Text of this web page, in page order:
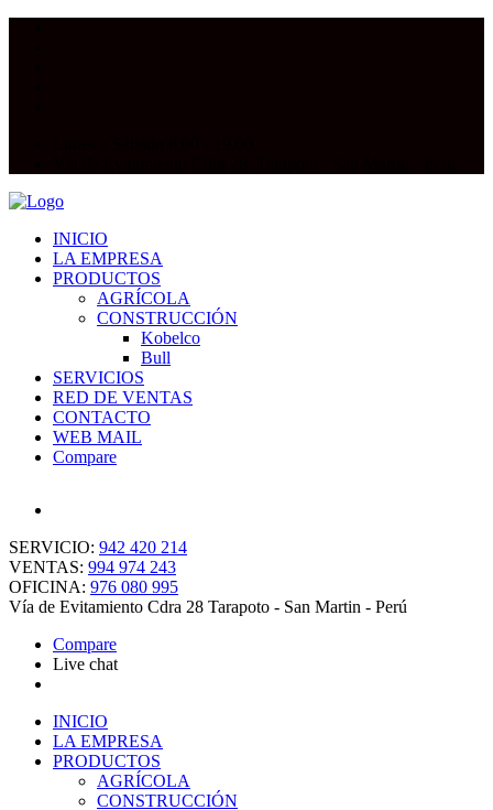
INICIO
LA EMPRESA
PRODUCTOS
AGRÍCOLA
CONSTRUCCIÓN
Kobelco
Bull
SERVICIOS
RED DE VENTAS
CONTACTO
WEB MAIL
Compare
SERVICIO: 942 420 214
VENTAS: 994 974 243
OFICINA: 976 080 995
Vía de Evitamiento Cdra 28 Tarapoto - San Martin - Perú
Compare
Live chat
INICIO
LA EMPRESA
PRODUCTOS
AGRÍCOLA
CONSTRUCCIÓN